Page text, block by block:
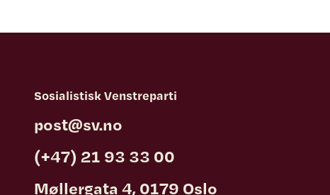
Sosialistisk Venstreparti
post@sv.no
(+47) 21 93 33 00
Møllergata 4, 0179 Oslo